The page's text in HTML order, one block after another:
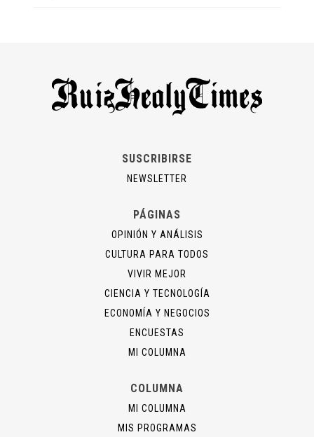
SUSCRIBIRSE
NEWSLETTER
PÁGINAS
OPINIÓN Y ANÁLISIS
CULTURA PARA TODOS
VIVIR MEJOR
CIENCIA Y TECNOLOGÍA
ECONOMÍA Y NEGOCIOS
ENCUESTAS
MI COLUMNA
COLUMNA
MI COLUMNA
MIS PROGRAMAS